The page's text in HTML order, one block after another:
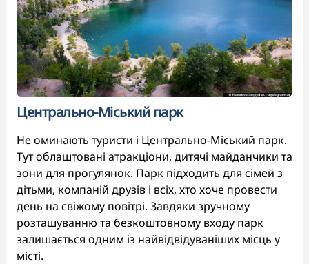
Центрально-Міський парк
Не оминають туристи і Центрально-Міський парк.
Тут облаштовані атракціони, дитячі майданчики та
зони для прогулянок. Парк підходить для сімей з
дітьми, компаній друзів і всіх, хто хоче провести
день на свіжому повітрі. Завдяки зручному
розташуванню та безкоштовному входу парк
залишається одним із найвідвідуваніших місць у
місті.